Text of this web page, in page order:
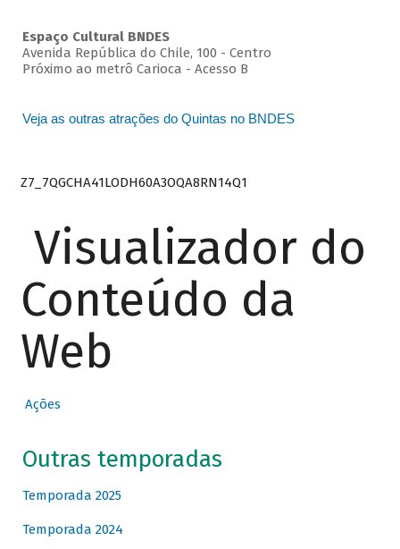
Espaço Cultural BNDES
Avenida República do Chile, 100 - Centro
Próximo ao metrô Carioca - Acesso B
Veja as outras atrações do Quintas no BNDES
Z7_7QGCHA41LODH60A3OQA8RN14Q1
Visualizador do
Conteúdo da
Web
Ações
Outras temporadas
Temporada 2025
Temporada 2024